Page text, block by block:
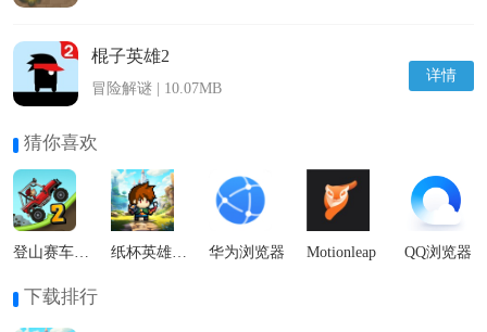
详情
棍子英雄2
冒险解谜 | 10.07MB
猜你喜欢
登山赛车2国际服 纸杯英雄最新版 华为浏览器 Motionleap QQ浏览器
下载排行